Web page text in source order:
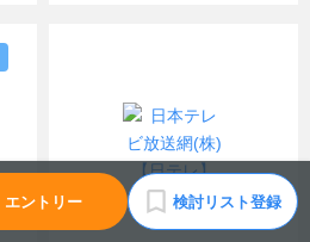
エントリー 検討リスト登録
(株)バップ【日本テレビグループ】 日本テレビ放送網(株)【日テレ】